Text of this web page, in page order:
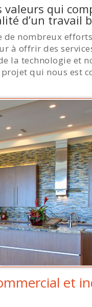
valeurs qui
d’un travail
de nombreux
à offrir des
la technologie et
qui nous est
et